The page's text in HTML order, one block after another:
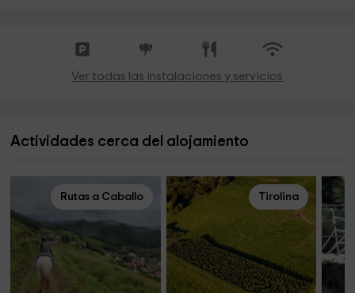
Ver todas las instalaciones y servicios
Actividades cerca del alojamiento
Rutas a Caballo Tirolina